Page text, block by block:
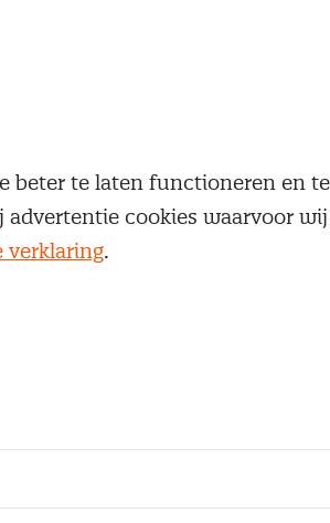
van zelfstudie, een dag
slag met de essentiële
onderdelen.
beter te laten functioneren en
cookies waarvoor
verklaring.